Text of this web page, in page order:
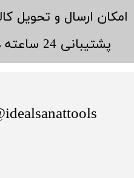
​امکان ارسال و تحویل
​پشتیبانی 24 ساعته در هفت روز هفته
​idealsanattools@